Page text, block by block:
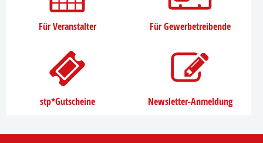
Für Veranstalter Für Gewerbetreibende
stp*Gutscheine Newsletter-Anmeldung